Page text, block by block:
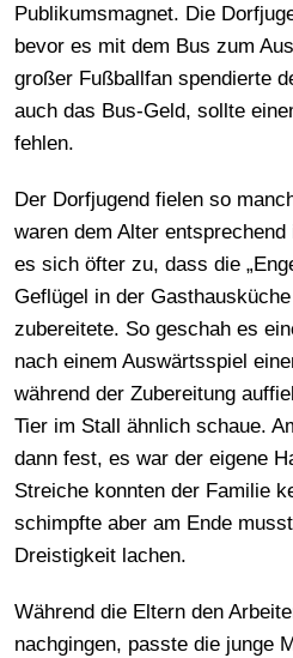
Publikumsmagnet. Die
bevor es mit dem Bus zum
großer Fußballfan spendierte
auch das Bus-Geld, sollte
fehlen.
Der Dorfjugend fielen so
waren dem Alter
es sich öfter zu, dass die
Geflügel in der
zubereitete. So geschah es
nach einem Auswärtsspiel
während der Zubereitung
Tier im Stall ähnlich schaue.
dann fest, es war der eigene
Streiche konnten der Familie
schimpfte aber am Ende
Dreistigkeit lachen.
Während die Eltern den
nachgingen, passte die junge